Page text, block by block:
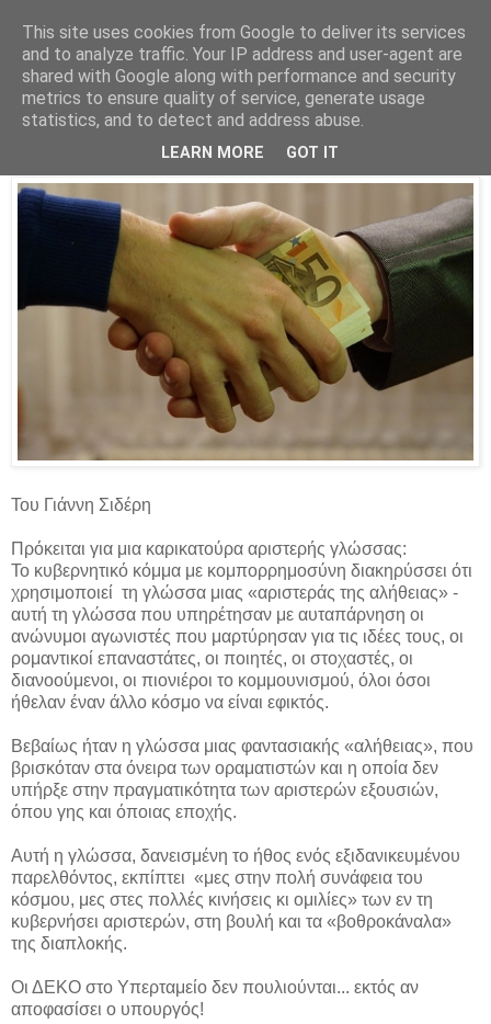
Parakato.gr
Ξεπουλούν και λένε… δεν πουλάμε!
Του Γιάννη Σιδέρη
Πρόκειται για μια καρικατούρα αριστερής γλώσσας:
Το κυβερνητικό κόμμα με κομπορρημοσύνη διακηρύσσει ότι
χρησιμοποιεί τη γλώσσα μιας «αριστεράς της αλήθειας» -
αυτή τη γλώσσα που υπηρέτησαν με αυταπάρνηση οι
ανώνυμοι αγωνιστές που μαρτύρησαν για τις ιδέες τους, οι
ρομαντικοί επαναστάτες, οι ποιητές, οι στοχαστές, οι
διανοούμενοι, οι πιονιέροι το κομμουνισμού, όλοι όσοι
ήθελαν έναν άλλο κόσμο να είναι εφικτός.
Βεβαίως ήταν η γλώσσα μιας φαντασιακής «αλήθειας», που
βρισκόταν στα όνειρα των οραματιστών και η οποία δεν
υπήρξε στην πραγματικότητα των αριστερών εξουσιών,
όπου γης και όποιας εποχής.
Αυτή η γλώσσα, δανεισμένη το ήθος ενός εξιδανικευμένου
παρελθόντος, εκπίπτει «μες στην πολή συνάφεια του
κόσμου, μες στες πολλές κινήσεις κι ομιλίες» των εν τη
κυβερνήσει αριστερών, στη βουλή και τα «βοθροκάναλα»
της διαπλοκής.
Οι ΔΕΚΟ στο Υπερταμείο δεν πουλιούνται... εκτός αν
αποφασίσει ο υπουργός!
This site uses cookies from Google to deliver its services
and to analyze traffic. Your IP address and user-agent are
shared with Google along with performance and security
metrics to ensure quality of service, generate usage
statistics, and to detect and address abuse.
LEARN MORE GOT IT